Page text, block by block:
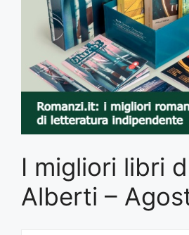
I migliori libri
Alberti –